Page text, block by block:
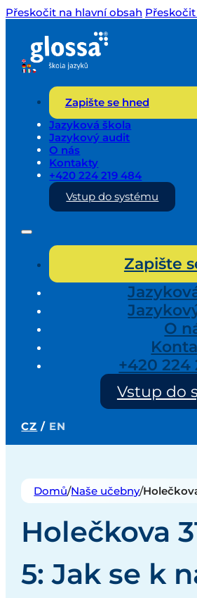
Přeskočit na hlavní obsah
Zapište se hned
Jazyková škola
Jazykový audit
O nás
Kontakty
+420 224 219 484
Vstup do systému
Zapište
O
+420 224
Vstup do
CZ / EN
Domů/Naše učebny/
Holečkova
5: Jak se k